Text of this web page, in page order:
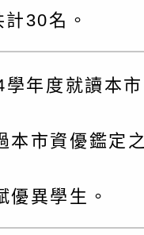
師範大
身心障
德區大
班第
樂」
府家庭
課程資
」海報
家幸福+
2026臺
政府LED
30名。
學年度就讀本
本市資優鑑定
優異學生。